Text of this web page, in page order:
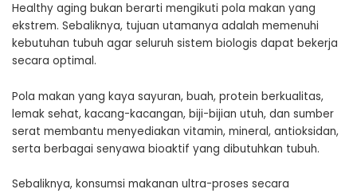
Healthy aging bukan berarti mengikuti pola makan yang
ekstrem. Sebaliknya, tujuan utamanya adalah memenuhi
kebutuhan tubuh agar seluruh sistem biologis dapat bekerja
secara optimal.
Pola makan yang kaya sayuran, buah, protein berkualitas,
lemak sehat, kacang-kacangan, biji-bijian utuh, dan sumber
serat membantu menyediakan vitamin, mineral, antioksidan,
serta berbagai senyawa bioaktif yang dibutuhkan tubuh.
Sebaliknya, konsumsi makanan ultra-proses secara